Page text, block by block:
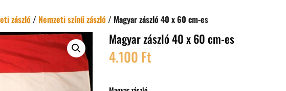
zászló/ Nemzeti színű zászló/ Magyar zászló 40 x 60 cm-es
Magyar zászló 40 x 60 cm-es
4.100 Ft